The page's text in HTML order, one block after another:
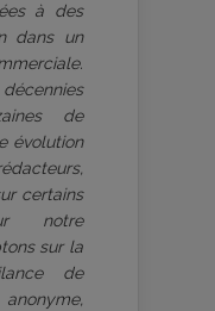
à des
dans un
de
évolution
certains
notre
sur la
de